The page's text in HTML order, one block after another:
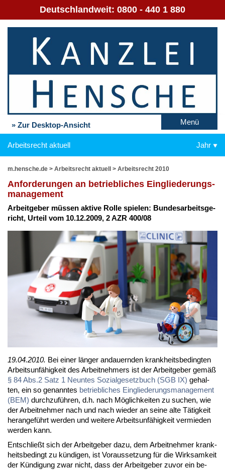
Deutschlandweit: 0800 - 440 1 880
» Zur Desktop-Ansicht Menü
Arbeitsrecht aktuell Jahr
m.hensche.de > Arbeitsrecht aktuell > Arbeitsrecht 2010
An­for­de­run­gen an be­trieb­li­ches Ein­glie­de­rungs­
ma­nage­ment
Ar­beit­ge­ber müs­sen ak­ti­ve Rol­le spie­len: Bun­des­ar­beits­ge­
richt, Ur­teil vom 10.12.2009, 2 AZR 400/08
19.04.2010. Bei ei­ner län­ger an­dau­ern­den krank­heits­be­ding­ten
Ar­beits­un­fä­hig­keit des Ar­beit­neh­mers ist der Ar­beit­ge­ber ge­mäß
§ 84 Abs.2 Satz 1 Neun­tes So­zi­al­ge­setz­buch (SGB IX) ge­hal­
ten, ein so ge­nann­tes be­trieb­li­ches Ein­glie­de­rungs­ma­nage­ment
(BEM) durch­zu­füh­ren, d.h. nach Mög­lich­kei­ten zu su­chen, wie
der Ar­beit­neh­mer nach und nach wie­der an sei­ne al­te Tä­tig­keit
her­an­ge­führt wer­den und wei­te­re Ar­beits­un­fä­hig­keit ver­mie­den
wer­den kann.
Ent­schließt sich der Ar­beit­ge­ber da­zu, dem Ar­beit­neh­mer krank­
heits­be­dingt zu kün­di­gen, ist Vor­aus­set­zung für die Wirk­sam­keit
der Kün­di­gung zwar nicht, dass der Ar­beit­ge­ber zu­vor ein be­